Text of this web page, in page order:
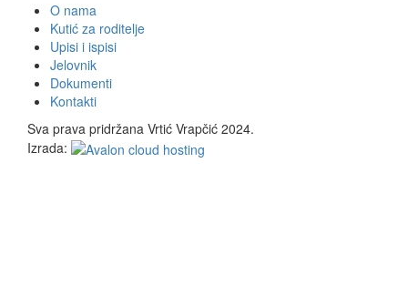
O nama
Kutić za roditelje
Upisi i ispisi
Jelovnik
Dokumenti
Kontakti
Sva prava pridržana Vrtić Vrapčić 2024.
Izrada: